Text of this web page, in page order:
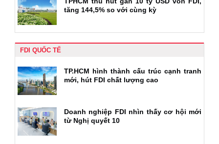
tăng 144,5% so với cùng kỳ
FDI QUỐC TẾ
TP.HCM hình thành cấu trúc cạnh tranh
mới, hút FDI chất lượng cao
Doanh nghiệp FDI nhìn thấy cơ hội mới
từ Nghị quyết 10